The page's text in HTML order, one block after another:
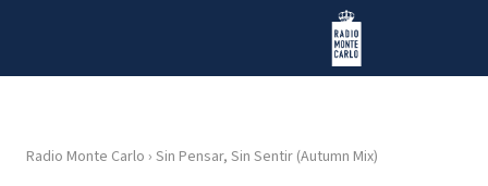
Radio Monte Carlo
Radio Monte Carlo › Sin Pensar, Sin Sentir (Autumn Mix)